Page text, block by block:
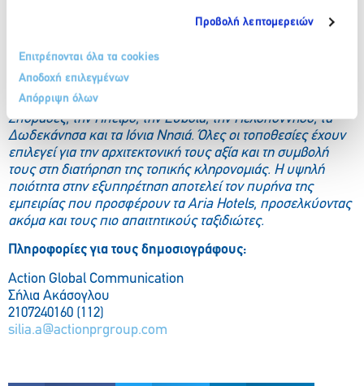
Προβολή λεπτομερειών
Επιτρέπονται όλα τα cookies
Αποδοχή επιλεγμένων
Απόρριψη όλων
Τα Aria Hotels, η θυγατρική εταιρία του Ομίλου Libra Group
με ελληνική καταγωγή, διαθέτει πλήθος boutique
ξενοδοχείων και ανεξάρτητων κατοικιών σε ξεχωριστούς
προορισμούς με μοναδική φυσική ομορφιά σε όλη την
Ελλάδα. Το χαρτοφυλάκιο των Aria Hotels, περιλαμβάνει
ξενοδοχεία στην Αθήνα, την Κρήτη, τις Κυκλάδες, τις
Σποράδες, την Ήπειρο, την Εύβοια, την Πελοπόννησο, τα
Δωδεκάνησα και τα Ιόνια Νησιά. Όλες οι τοποθεσίες έχουν
επιλεγεί για την αρχιτεκτονική τους αξία και τη συμβολή
τους στη διατήρηση της τοπικής κληρονομιάς. Η υψηλή
ποιότητα στην εξυπηρέτηση αποτελεί τον πυρήνα της
εμπειρίας που προσφέρουν τα Aria Hotels, προσελκύοντας
ακόμα και τους πιο απαιτητικούς ταξιδιώτες.
Πληροφορίες για τους δημοσιογράφους:
Action Global Communication
Σήλια Ακάσογλου
2107240160 (112)
silia.a@actionprgroup.com